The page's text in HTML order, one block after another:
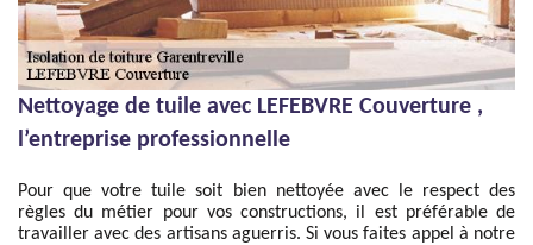
Nettoyage de tuile avec LEFEBVRE Couverture ,
l’entreprise professionnelle
Pour que votre tuile soit bien nettoyée avec le respect des
règles du métier pour vos constructions, il est préférable de
travailler avec des artisans aguerris. Si vous faites appel à notre